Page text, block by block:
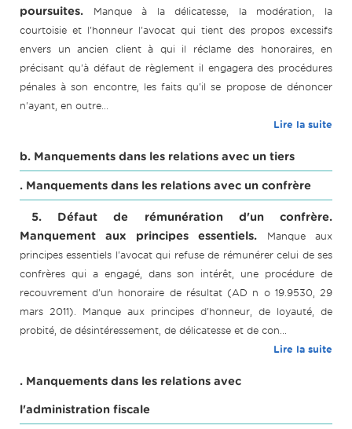
poursuites.
Manque à la délicatesse, la modération, la
courtoisie et l'honneur l'avocat qui tient des propos excessifs
envers un ancien client à qui il réclame des honoraires, en
précisant qu'à défaut de règlement il engagera des procédures
pénales à son encontre, les faits qu'il se propose de dénoncer
n'ayant, en outre...
Lire la suite
b. Manquements dans les relations avec un tiers
. Manquements dans les relations avec un confrère
5. Défaut de rémunération d'un confrère.
Manquement aux principes essentiels.
Manque aux
principes essentiels l'avocat qui refuse de rémunérer celui de ses
confrères qui a engagé, dans son intérêt, une procédure de
recouvrement d'un honoraire de résultat (AD n o 19.9530, 29
mars 2011). Manque aux principes d'honneur, de loyauté, de
probité, de désintéressement, de délicatesse et de con...
Lire la suite
. Manquements dans les relations avec
l'administration fiscale